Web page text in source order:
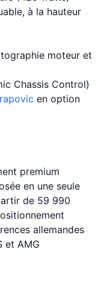
à la hauteur
moteur et
Chassis Control)
en option
premium
en une seule
de 59 990
allemandes
et AMG